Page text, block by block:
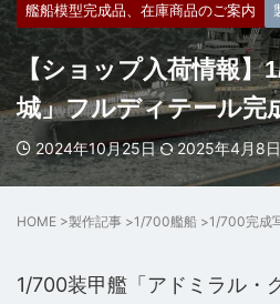
艦船模型完成品、在庫商品のご案内
【ショップ入荷情報】
城」フルディテール完
2024年10月25日 2025年4月8日
HOME >製作記事 >1/700艦船 >1/700完成
1/700装甲艦「アドミラル・